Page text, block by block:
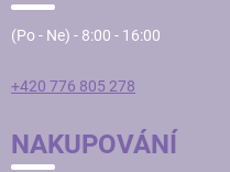
(Po - Ne) - 8:00 - 16:00
+420 776 805 278
NAKUPOVÁNÍ